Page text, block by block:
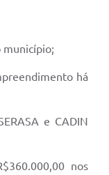
município;
há
e CADIN
nos